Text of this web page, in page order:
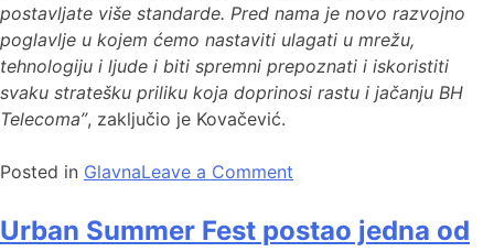
postavljate više standarde. Pred nama je novo razvojno
poglavlje u kojem ćemo nastaviti ulagati u mrežu,
tehnologiju i ljude i biti spremni prepoznati i iskoristiti
svaku stratešku priliku koja doprinosi rastu i jačanju BH
Telecoma”, zaključio je Kovačević.
Posted in GlavnaLeave a Comment
Urban Summer Fest postao jedna od